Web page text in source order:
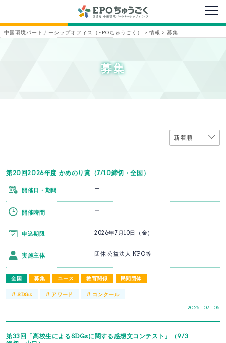
メニ
中国環境パートナーシップオフィス（EPOちゅうごく） > 情報 > 募集
募集
第20回2026年度 かめのり賞（7/10締切・全国）
全国 募集 ユース 教育関係 民間団体
2026 . 07 . 06
開催日・期間 ー
開催時間 ー
申込期限 2026年7月10日（金）
実施主体 団体 公益法人 NPO等
#SDGs # アワード # コンクール
第33回「高校生によるSDGsに関する感想文コンテスト」（9/3